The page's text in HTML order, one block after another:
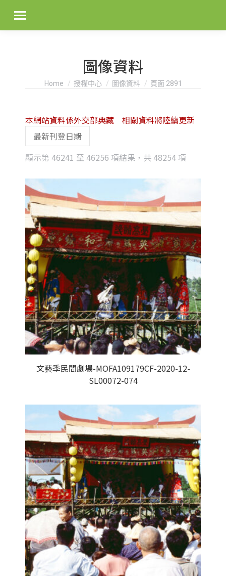
圖像資料
You are here:
Home 授權中心 圖像資料 頁面 2891
顯示第 46241 至 46256 項結果，共 48254 項
latest
本網站資料係外交部典藏 相關資料將陸續更新
文藝季民間劇場-MOFA109179CF-2020-12-
SL00072-074